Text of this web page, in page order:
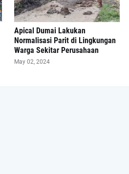
Apical Dumai Lakukan
Normalisasi Parit di Lingkungan
Warga Sekitar Perusahaan
May 02, 2024